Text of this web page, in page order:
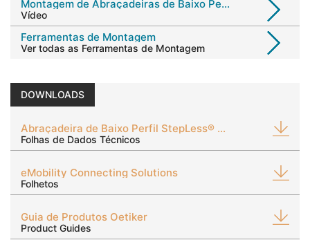
Montagem de Abraçadeiras de Baixo Perfil
Vídeo
Ferramentas de Montagem
Ver todas as Ferramentas de Montagem
DOWNLOADS
Abraçadeira de Baixo Perfil StepLess® 192
Folhas de Dados Técnicos
eMobility Connecting Solutions
Folhetos
Guia de Produtos Oetiker
Product Guides